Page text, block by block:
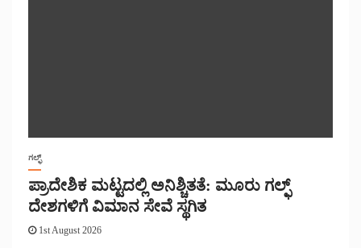
ಗಲ್ಫ್
ಪ್ರಾದೇಶಿಕ ಮಟ್ಟದಲ್ಲಿ ಅನಿಶ್ಚಿತತೆ: ಮೂರು ಗಲ್ಫ್
ದೇಶಗಳಿಗೆ ವಿಮಾನ ಸೇವೆ ಸ್ಥಗಿತ
1st August 2026